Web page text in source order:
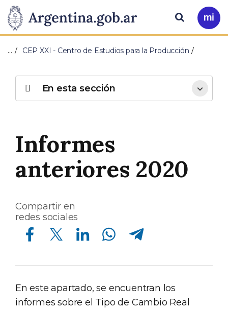
Presidencia
de
Nación
Pasar al contenido principal
Ir
a
Buscar
… CEP XXI - Centro de Estudios para la Producción
Informes
anteriores 2020
Compartir en
redes sociales
Compartir en Facebook Compartir en Twitter Compartir en Linkedin Compartir en Whatsapp Compartir en Telegram
En este apartado, se encuentran los
informes sobre el Tipo de Cambio Real
En esta sección